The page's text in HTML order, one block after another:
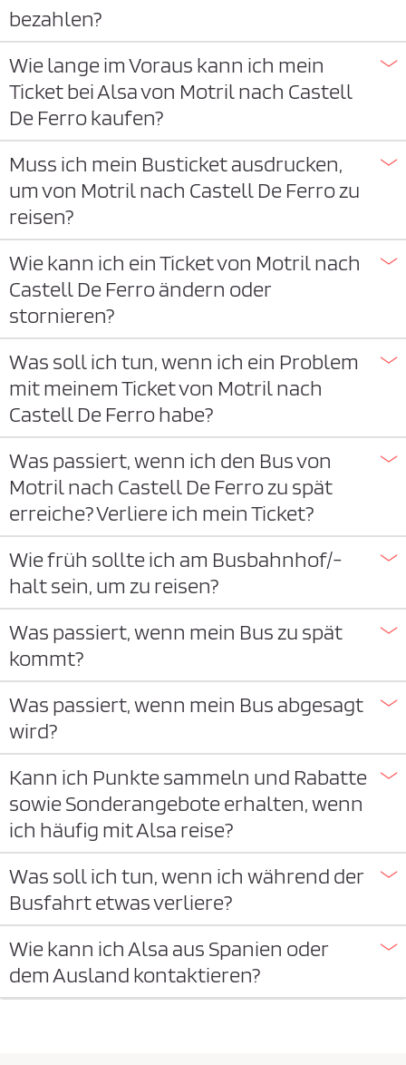
bezahlen?
Wie lange im Voraus kann ich mein
Ticket bei Alsa von Motril nach Castell
De Ferro kaufen?
Muss ich mein Busticket ausdrucken,
um von Motril nach Castell De Ferro zu
reisen?
Wie kann ich ein Ticket von Motril nach
Castell De Ferro ändern oder
stornieren?
Was soll ich tun, wenn ich ein Problem
mit meinem Ticket von Motril nach
Castell De Ferro habe?
Was passiert, wenn ich den Bus von
Motril nach Castell De Ferro zu spät
erreiche? Verliere ich mein Ticket?
Wie früh sollte ich am Busbahnhof/-
halt sein, um zu reisen?
Was passiert, wenn mein Bus zu spät
kommt?
Was passiert, wenn mein Bus abgesagt
wird?
Kann ich Punkte sammeln und Rabatte
sowie Sonderangebote erhalten, wenn
ich häufig mit Alsa reise?
Was soll ich tun, wenn ich während der
Busfahrt etwas verliere?
Wie kann ich Alsa aus Spanien oder
dem Ausland kontaktieren?